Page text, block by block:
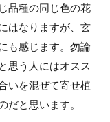
品種の同じ色の花
はなりますが、玄
も感じます。勿論
思う人にはオスス
いを混ぜて寄せ植
だと思います。